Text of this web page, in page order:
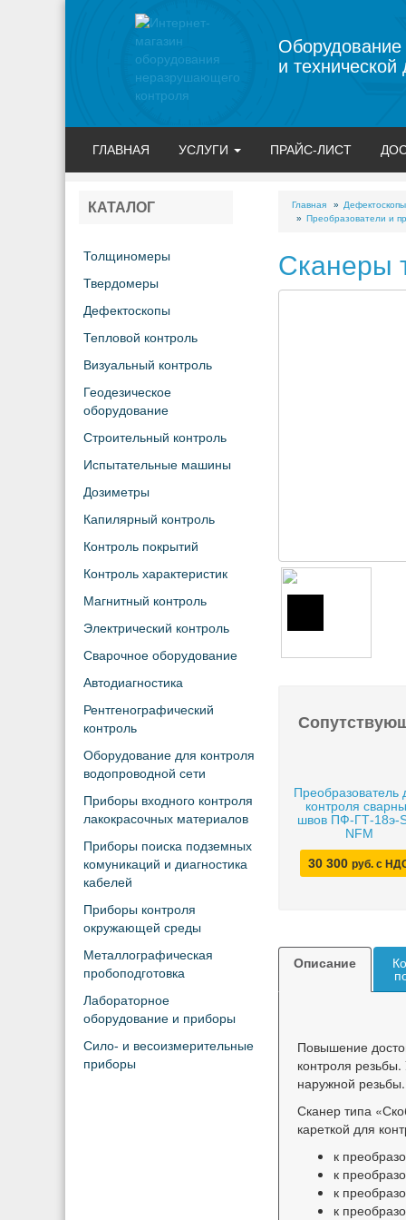
и технической
ГЛАВНАЯ УСЛУГИ ПРАЙС-ЛИСТ
КАТАЛОГ
Толщиномеры
Твердомеры
Дефектоскопы
Тепловой контроль
Визуальный контроль
Геодезическое
оборудование
Строительный контроль
Испытательные машины
Дозиметры
Капилярный контроль
Контроль покрытий
Контроль характеристик
Магнитный контроль
Электрический контроль
Сварочное оборудование
Автодиагностика
Рентгенографический
контроль
Оборудование для контроля
водопроводной сети
Приборы входного контроля
лакокрасочных материалов
Приборы поиска подземных
комуникаций и диагностика
кабелей
Приборы контроля
окружающей среды
Металлографическая
пробоподготовка
Лабораторное
оборудование и приборы
Сило- и весоизмерительные
приборы
Главная Дефектоскопы
Преобразователи и
Сканеры
Преобразователь
контроля
швов ПФ-ГТ-18э-
NFM
30 300 руб. с
Описание
Повышение
контроля
наружной резьбы.
Сканер типа
кареткой для
к
к
к
к